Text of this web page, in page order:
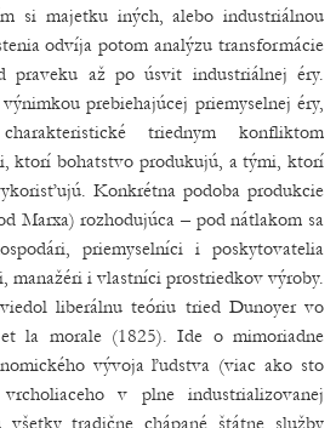
si majetku iných, alebo industriálnou
odvíja potom analýzu transformácie
praveku až po úsvit industriálnej éry.
prebiehajúcej priemyselnej éry,
triednym konfliktom
ktorí bohatstvo produkujú, a tými, ktorí
Konkrétna podoba produkcie
Marxa) rozhodujúca – pod nátlakom sa
priemyselníci i poskytovatelia
manažéri i vlastníci prostriedkov výroby.
liberálnu teóriu tried Dunoyer vo
la morale (1825). Ide o mimoriadne
vývoja ľudstva (viac ako sto
v plne industrializovanej
tradične chápané štátne služby